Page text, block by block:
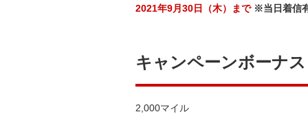
2021年9月30日（木）まで※当日着信
キャンペーンボーナス
2,000マイル